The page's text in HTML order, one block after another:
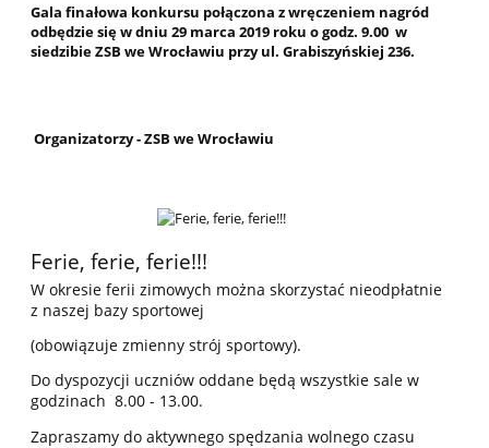
Gala finałowa konkursu połączona z wręczeniem nagród
odbędzie się w dniu 29 marca 2019 roku o godz. 9.00 w
siedzibie ZSB we Wrocławiu przy ul. Grabiszyńskiej 236.
Organizatorzy - ZSB we Wrocławiu
Ferie, ferie, ferie!!!
W okresie ferii zimowych można skorzystać nieodpłatnie
z naszej bazy sportowej
(obowiązuje zmienny strój sportowy).
Do dyspozycji uczniów oddane będą wszystkie sale w
godzinach 8.00 - 13.00.
Zapraszamy do aktywnego spędzania wolnego czasu